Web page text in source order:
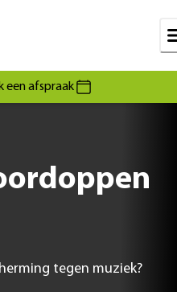
een afspraak
tegen muziek?